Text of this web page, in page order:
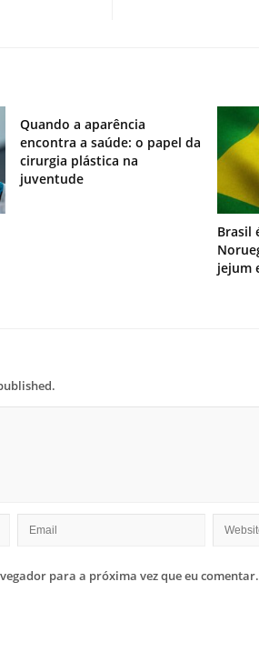
Quando a aparência
encontra a saúde: o papel da
cirurgia plástica na
juventude
Brasil
jejum
para a próxima vez que eu comentar.